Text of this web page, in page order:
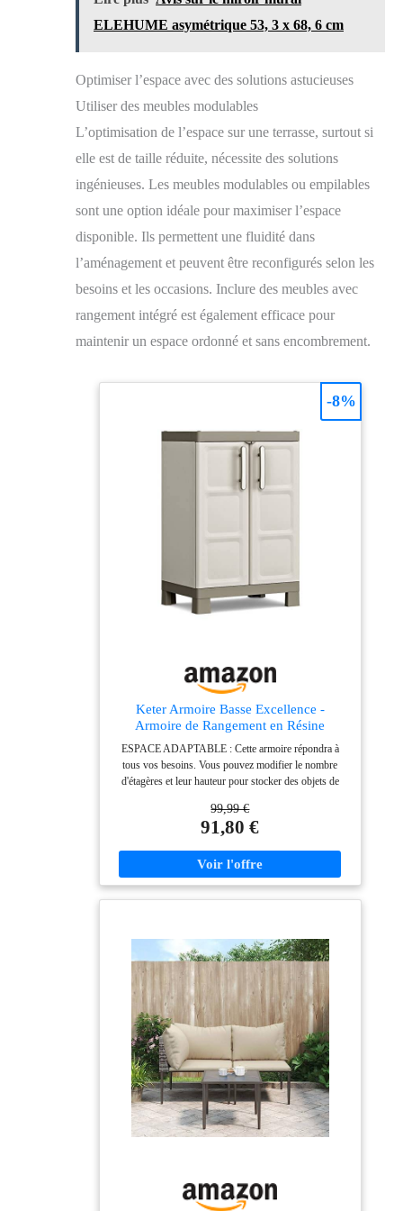
coûts administratifs et d'économiser de l'énergie et de
vous qu'ils font face au soleil. 【facile à installer】
jardin, insérez - les directement dans le sol et
l'installation sera terminée. Vous pouvez le placer dans
une zone ensoleillée pour une charge rapide et ajuster
l'angle d'éclairage et la hauteur au besoin pour un
solaire de jardin est idéale pour la décoration de
trottoir, la décoration de Cour, la décoration de
et la décoration de jardin. De plus, il peut être offert
comme cadeau de jardin à un ami ou comme cadeau de
fête des mères à un membre de la famille.
ELEHUME asymétrique 53, 3 x 68, 6 cm
Optimiser l’espace avec des solutions astucieuses
Utiliser des meubles modulables
L’optimisation de l’espace sur une terrasse, surtout si
elle est de taille réduite, nécessite des solutions
ingénieuses. Les meubles modulables ou empilables
sont une option idéale pour maximiser l’espace
disponible. Ils permettent une fluidité dans
l’aménagement et peuvent être reconfigurés selon les
besoins et les occasions. Inclure des meubles avec
rangement intégré est également efficace pour
maintenir un espace ordonné et sans encombrement.
Keter Armoire Basse Excellence -
Armoire de Rangement en Résine
Multifonctions - Étagères Modulables,
Pieds Surélevés - Cuisine, Garage,
Atelier, Placard - 65 x 45 x 97 cm -
Sable/Terre
ESPACE ADAPTABLE : Cette armoire répondra à
tous vos besoins. Vous pouvez modifier le nombre
d'étagères et leur hauteur pour stocker des objets de
armoire est conçue dans un matériau plastique solide,
avec une capacité de charge totale de 10 à 15 kg. Ses
rangement et ses pieds surélevés facilitent le nettoyage.
FINITION ÉLÉGANTE : Ce meuble possède une
Avec sa base renforcée en son centre, notre armoire ne
tremble pas et ne risque pas de se renverser. De plus
elle supportera une charge plus lourde sans s'abimer.
MATÉRIAU : fabriquée en résine avec plus 70 % de
matériaux recyclés. Panneau arrière extrudé en
polypropylène, protégeant vos articles de la poussière,
plié en deux dans le carton pour prendre moins de
place. PERFORMANCES : il est recommandé de fixer
l'armoire au mur pour garantir ses performances,
conformément aux normes européennes utilisées pour
effectuer les tests de produit.
99,99 €
91,80 €
-8%